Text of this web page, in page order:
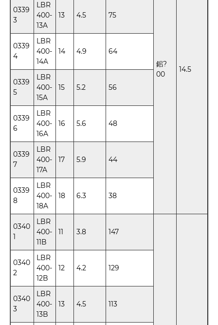
鈻?
00
14.5
0339
3
LBR
400-
13A
13 4.5 75
0339
4
LBR
400-
14A
14 4.9 64
0339
5
LBR
400-
15A
15 5.2 56
0339
6
LBR
400-
16A
16 5.6 48
0339
7
LBR
400-
17A
17 5.9 44
0339
8
LBR
400-
18A
18 6.3 38
0340
1
LBR
400-
11B
11 3.8 147
0340
2
LBR
400-
12B
12 4.2 129
0340
3
LBR
400-
13B
13 4.5 113